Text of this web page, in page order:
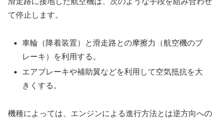
て停止します。
車輪（降着装置）と滑走路との摩擦力（航空機のブ
レーキ）を利用する。
エアブレーキや補助翼などを利用して空気抵抗を大
きくする。
機種によっては、エンジンによる進行方法とは逆方向への